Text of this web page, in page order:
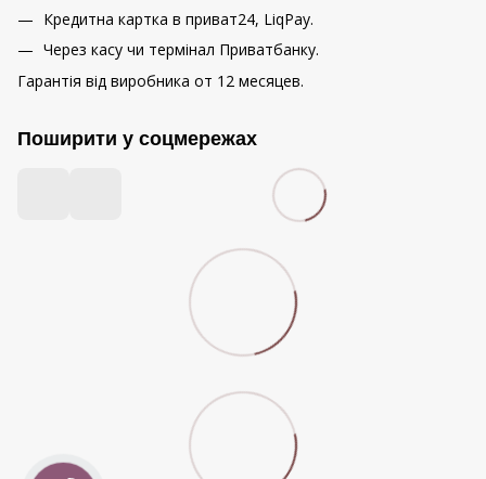
Кредитна картка в приват24, LiqPay.
Через касу чи термінал Приватбанку.
Гарантія від виробника от 12 месяцев.
Поширити у соцмережах